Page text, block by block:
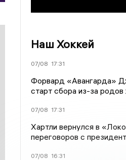
Наш Хоккей
07/08 17:31
Форвард «Авангарда»
старт сбора из-за
07/08 17:31
Хартли вернулся в
переговоров с
07/08 16:31